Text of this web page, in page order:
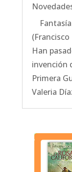
Han
invención
Primera
Valeria